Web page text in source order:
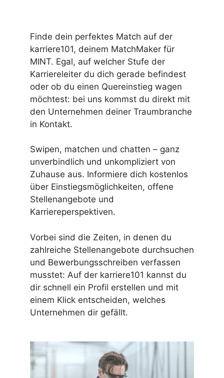
Finde dein perfektes Match auf der
karriere101, deinem MatchMaker für
MINT. Egal, auf welcher Stufe der
Karriereleiter du dich gerade befindest
oder ob du einen Quereinstieg wagen
möchtest: bei uns kommst du direkt mit
den Unternehmen deiner Traumbranche
in Kontakt.
Swipen, matchen und chatten – ganz
unverbindlich und unkompliziert von
Zuhause aus. Informiere dich kostenlos
über Einstiegsmöglichkeiten, offene
Stellenangebote und
Karriereperspektiven.
Vorbei sind die Zeiten, in denen du
zahlreiche Stellenangebote durchsuchen
und Bewerbungsschreiben verfassen
musstet: Auf der karriere101 kannst du
dir schnell ein Profil erstellen und mit
einem Klick entscheiden, welches
Unternehmen dir gefällt.